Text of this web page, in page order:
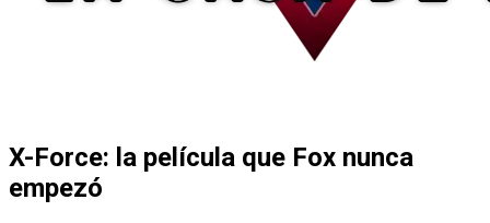
X-Force: la película que Fox nunca
empezó